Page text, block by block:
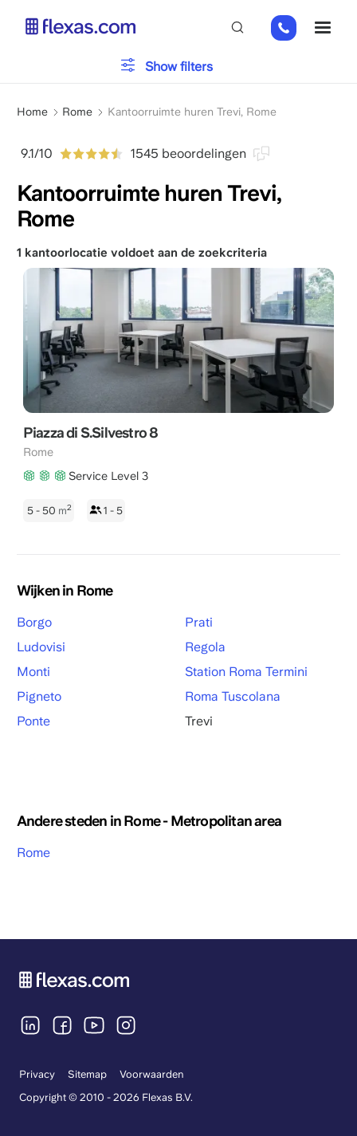
gaan
+31
2
Kruimelpad
Home Rome Kantoorruimte huren Trevi, Rome
9.1/10 1545 beoordelingen
Kantoorruimte huren Trevi,
Rome
Parkeren
Voorzieningen
Show filters
1 kantoorlocatie voldoet aan de zoekcriteria
Piazza di S.Silvestro 8
Rome
Service Level 3
5 - 50 m2 1 - 5
Wijken in Rome
Borgo
Ludovisi
Monti
Pigneto
Ponte
Prati
Regola
Station Roma Termini
Roma Tuscolana
Trevi
Andere steden in Rome - Metropolitan area
Rome
Privacy Sitemap
Voorwaarden
Copyright © 2010 - 2026 Flexas B.V.